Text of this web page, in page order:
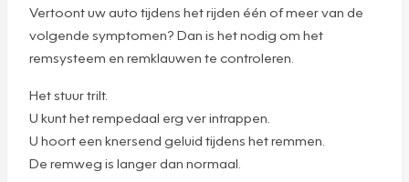
Vertoont uw auto tijdens het rijden één of meer van de
volgende symptomen? Dan is het nodig om het
remsysteem en remklauwen te controleren.
Het stuur trilt.
U kunt het rempedaal erg ver intrappen.
U hoort een knersend geluid tijdens het remmen.
De remweg is langer dan normaal.